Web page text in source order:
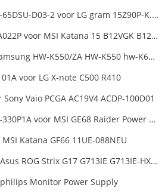
EAY65895901 ADT-65DSU-D03-2 voor LG gram 15Z90P-K.ARB6U1 16T90P, LG gram 15Z90Q 16Z90Q 17Z90Q16Z95PD Series
A21-200P2B A200A022P voor MSI Katana 15 B12VGK B12VFK B12VEK
A4024_FPN voor Samsung HW-K550/ZA HW-K550 hw-K650 Soundbar
voor LG X-note C500 R410
Vaio PCGA AC19V4 ACDP-100D01
ADP-330GB_D A20-330P1A voor MSI GE68 Raider Power Supply
Katana GF66 11UE-088NEU
ADP-200JB-D voor Asus ROG Strix G17 G713IE G713IE-HX002W
philips Monitor Power Supply